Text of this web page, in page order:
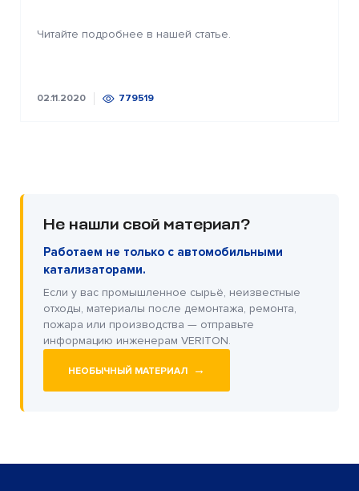
Читайте подробнее в нашей статье.
02.11.2020 779519
Не нашли свой материал?
Работаем не только с автомобильными
катализаторами.
Если у вас промышленное сырьё, неизвестные
отходы, материалы после демонтажа, ремонта,
пожара или производства — отправьте
информацию инженерам VERITON.
НЕОБЫЧНЫЙ МАТЕРИАЛ →